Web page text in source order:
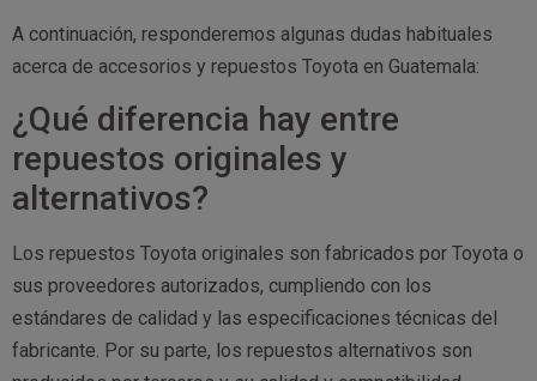
A continuación, responderemos algunas dudas habituales
acerca de accesorios y repuestos Toyota en Guatemala:
¿Qué diferencia hay entre
repuestos originales y
alternativos?
Los repuestos Toyota originales son fabricados por Toyota o
sus proveedores autorizados, cumpliendo con los
estándares de calidad y las especificaciones técnicas del
fabricante. Por su parte, los repuestos alternativos son